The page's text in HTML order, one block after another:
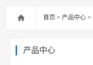
首页 >产品中心 >
产品中心